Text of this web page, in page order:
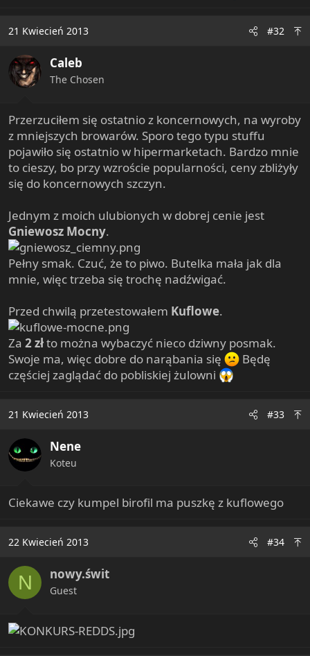
21 Kwiecień 2013 #32
Caleb
The Chosen
Przerzuciłem się ostatnio z koncernowych, na wyroby
z mniejszych browarów. Sporo tego typu stuffu
pojawiło się ostatnio w hipermarketach. Bardzo mnie
to cieszy, bo przy wzroście popularności, ceny zbliżyły
się do koncernowych szczyn.
Jednym z moich ulubionych w dobrej cenie jest
Gniewosz Mocny.
Pełny smak. Czuć, że to piwo. Butelka mała jak dla
mnie, więc trzeba się trochę nadźwigać.
Przed chwilą przetestowałem Kuflowe.
Za 2 złto można wybaczyć nieco dziwny posmak.
Swoje ma, więc dobre do narąbania się
Będę
częściej zaglądać do pobliskiej żulowni
21 Kwiecień 2013 #33
Nene
Koteu
Ciekawe czy kumpel birofil ma puszkę z kuflowego
22 Kwiecień 2013 #34
N nowy.świt
Guest